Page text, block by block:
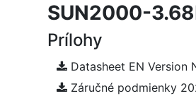
SUN2000-
Prílohy
Datasheet EN Version
Záručné podmienky